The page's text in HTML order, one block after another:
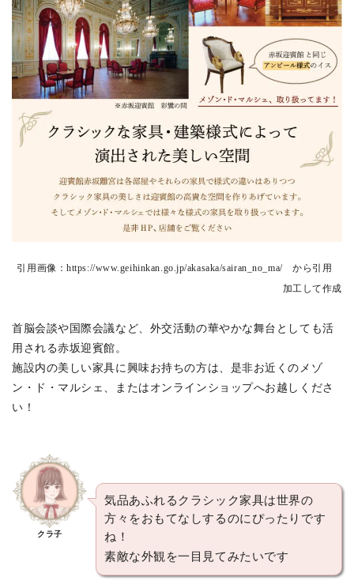
引用画像：https://www.geihinkan.go.jp/akasaka/sairan_no_ma/ から引用
加工して作成
首脳会談や国際会議など、外交活動の華やかな舞台としても活
用される赤坂迎賓館。
施設内の美しい家具に興味お持ちの方は、是非お近くのメゾ
ン・ド・マルシェ、またはオンラインショップへお越しくださ
い！
クラ子
気品あふれるクラシック家具は世界の
方々をおもてなしするのにぴったりです
ね！
素敵な外観を一目見てみたいです